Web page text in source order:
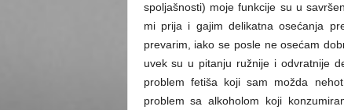
spoljašnosti) moje funkcije su u
mi prija i gajim delikatna osećanja
prevarim, iako se posle ne osećam
uvek su u pitanju ružnije i odvratnije
problem fetiša koji sam možda
problem sa alkoholom koji